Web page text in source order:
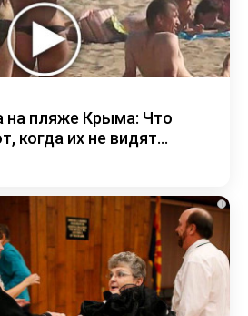
на пляже Крыма: Что
когда их не видят...
i